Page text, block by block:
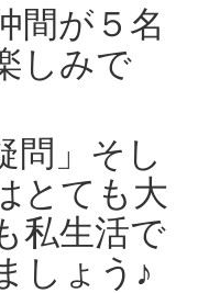
間が５名
しみで
問」そし
とても大
私生活で
しょう♪